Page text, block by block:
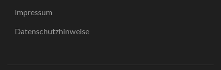
Impressum
Datenschutzhinweise